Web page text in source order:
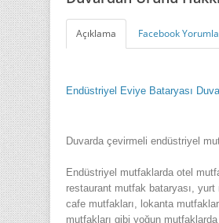
Açıklama Facebook
Endüstriyel Eviye Bataryası
Duvarda çevirmeli endüstriyel
Endüstriyel mutfaklarda otel
restaurant mutfak bataryası, yurt
cafe mutfakları, lokanta
mutfakları gibi yoğun